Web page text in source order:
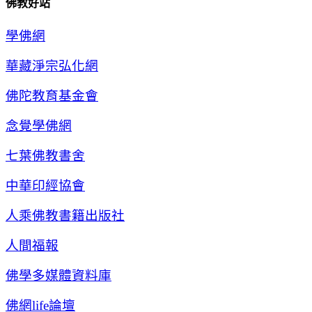
佛教好站
學佛網
華藏淨宗弘化網
佛陀教育基金會
念覺學佛網
七葉佛教書舍
中華印經協會
人乘佛教書籍出版社
人間福報
佛學多媒體資料庫
佛網life論壇